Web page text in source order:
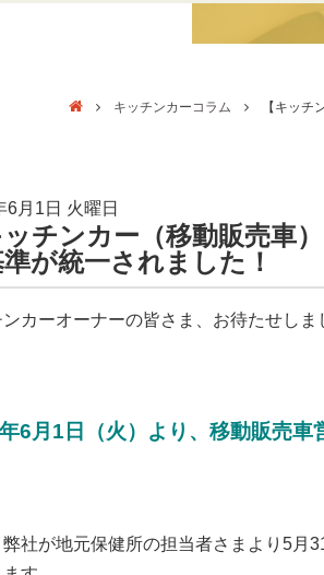
キッチンカーグランプリ公式
キッチンカーコラム 【キッチ
6月1日 火曜日
ッチンカー（移動販売車
が統一されました！
カーオーナーの皆さま、お待たせしま
6月1日（火）より、移動販売車
弊社が地元保健所の担当者さまより5月